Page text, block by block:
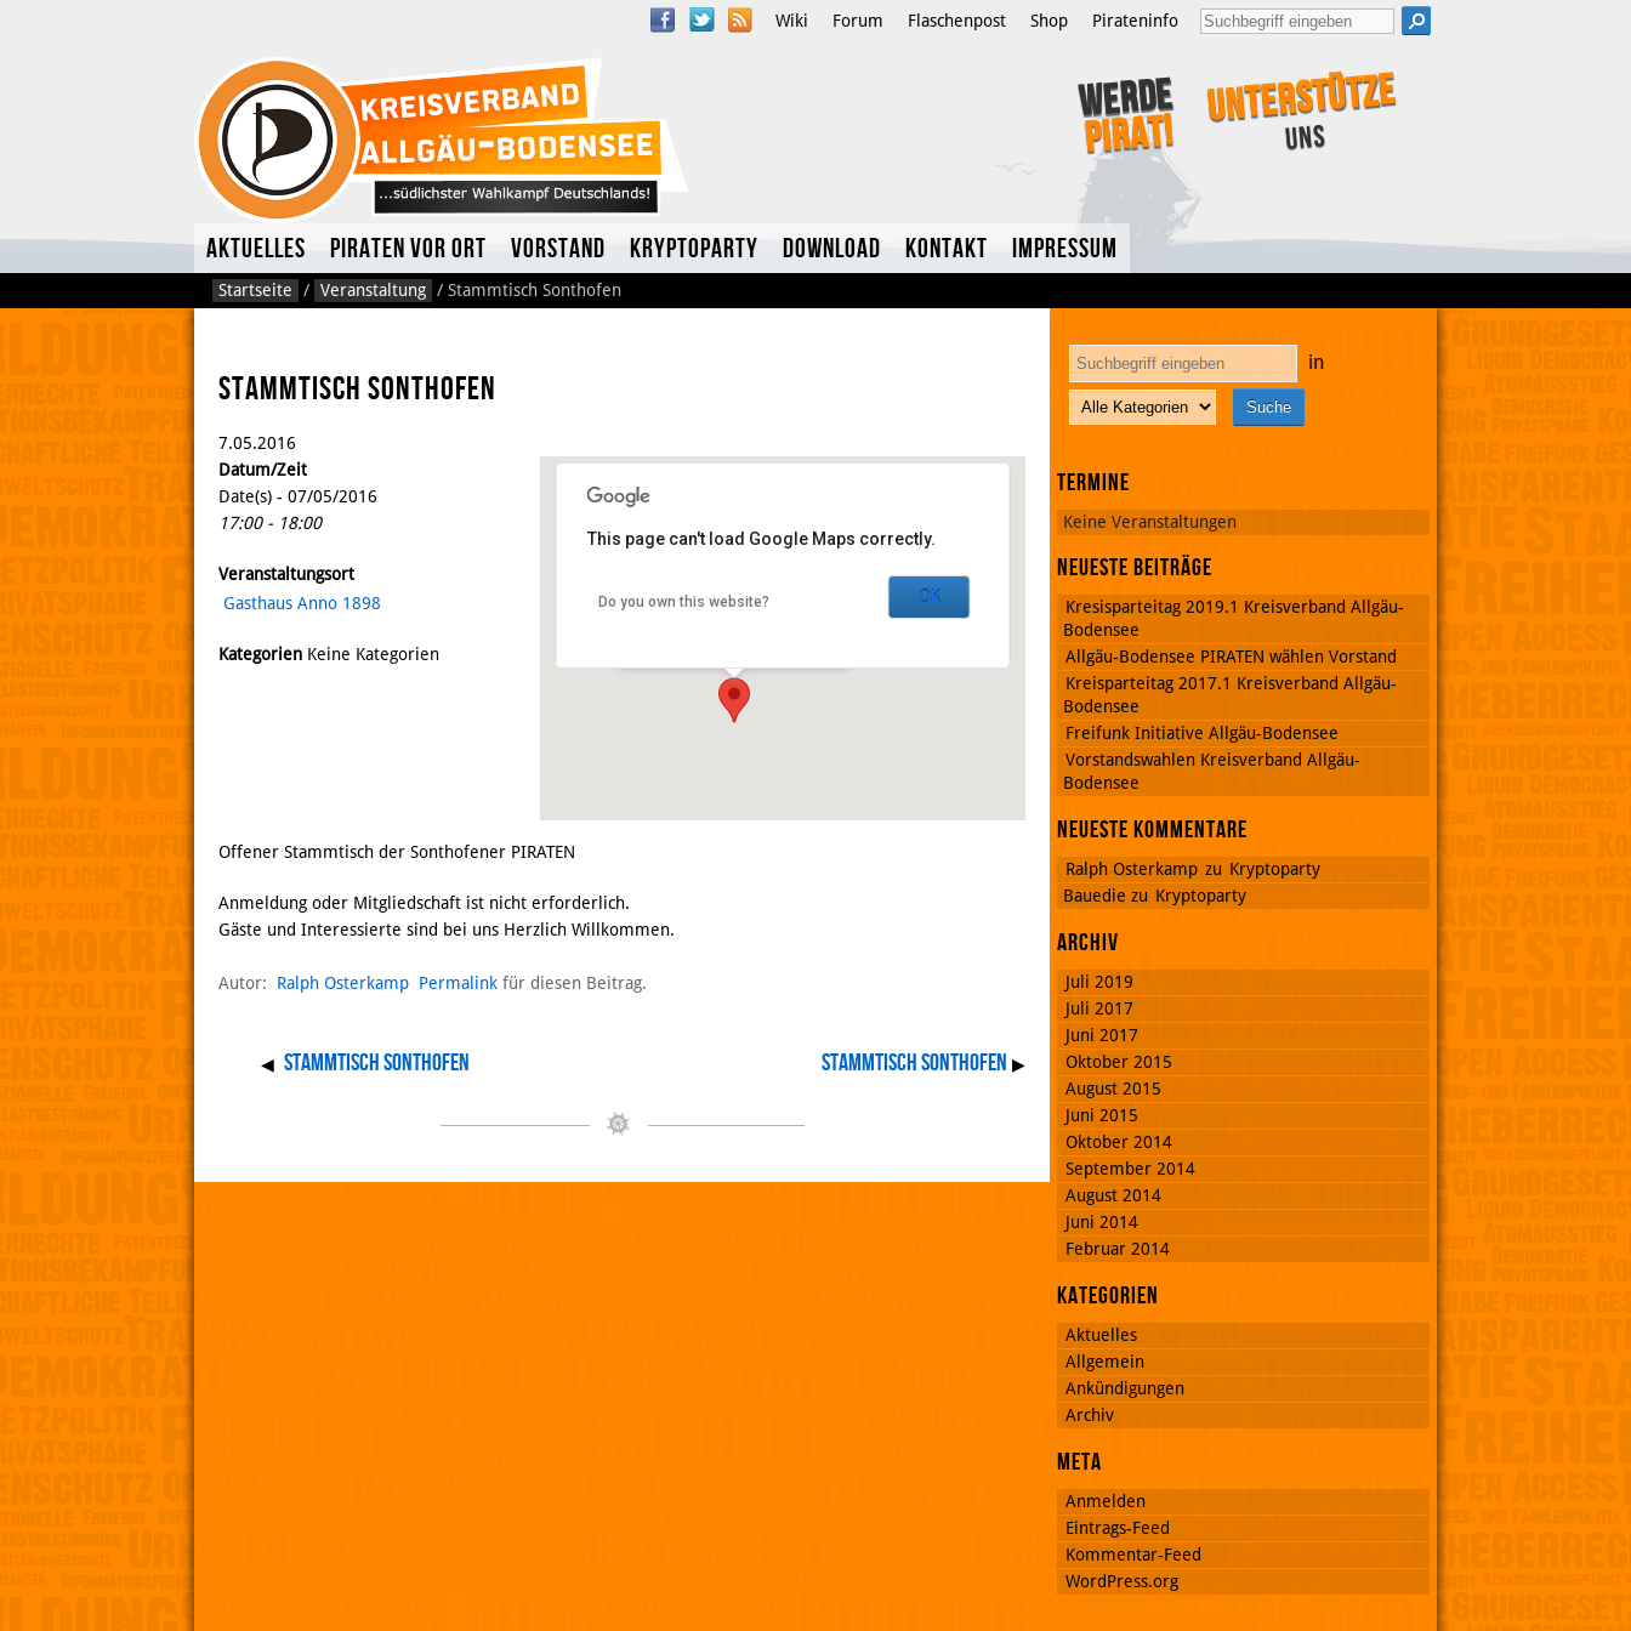
Wiki Forum Flaschenpost Shop Pirateninfo
Werde
Pirat!
Unterstütze
uns
Aktuelles Piraten vor Ort Vorstand Kryptoparty Download Kontakt Impressum
Startseite / Veranstaltung / Stammtisch Sonthofen
Stammtisch Sonthofen
7.05.2016
Gasthaus Anno 1898
Schnitzerstraße 3 - Sonthofen
This page can't load Google Maps correctly.
Do you own this website? OK
Datum/Zeit
Date(s) - 07/05/2016
17:00 - 18:00
Veranstaltungsort
Gasthaus Anno 1898
Kategorien Keine Kategorien
Offener Stammtisch der Sonthofener PIRATEN
Anmeldung oder Mitgliedschaft ist nicht erforderlich.
Gäste und Interessierte sind bei uns Herzlich Willkommen.
Autor: Ralph Osterkamp Permalink für diesen Beitrag.
◀ Stammtisch Sonthofen Stammtisch Sonthofen ▶
in
Termine
Keine Veranstaltungen
Neueste Beiträge
Kresisparteitag 2019.1 Kreisverband Allgäu-
Bodensee
Allgäu-Bodensee PIRATEN wählen Vorstand
Kreisparteitag 2017.1 Kreisverband Allgäu-
Bodensee
Freifunk Initiative Allgäu-Bodensee
Vorstandswahlen Kreisverband Allgäu-
Bodensee
Neueste Kommentare
Ralph Osterkamp zu Kryptoparty
Bauedie zu Kryptoparty
Archiv
Juli 2019
Juli 2017
Juni 2017
Oktober 2015
August 2015
Juni 2015
Oktober 2014
September 2014
August 2014
Juni 2014
Februar 2014
Kategorien
Aktuelles
Allgemein
Ankündigungen
Archiv
Meta
Anmelden
Eintrags-Feed
Kommentar-Feed
WordPress.org